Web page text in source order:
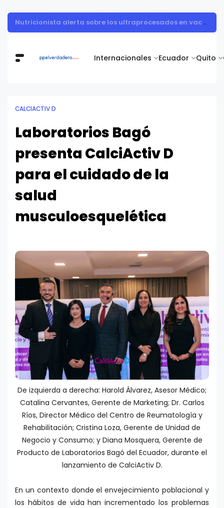
Internacionales Ecuador Quito
Muestra de arte contemporáneo reunió a cuerpo diplomático y artistas nacionales en la Academia Diplomática Galo Plaza
CALCIACTIV D
Laboratorios Bagó
presenta CalciActiv D
para el cuidado de la
salud
musculoesquelética
De izquierda a derecha: Harold Álvarez, Asesor Médico;
Catalina Cervantes, Gerente de Marketing; Dr. Carlos
Ríos, Director Médico del Centro de Reumatología y
Rehabilitación; Cristina Loza, Gerente de Unidad de
Negocio y Consumo; y Diana Mosquera, Gerente de
Producto de Laboratorios Bagó del Ecuador, durante el
lanzamiento de CalciActiv D.
En un contexto donde el envejecimiento poblacional y
los hábitos de vida han incrementado los problemas